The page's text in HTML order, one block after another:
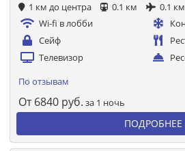
1 км до центра 0.1 км
0.1 км
Wi-fi в лобби
Сейф
Телевизор
По отзывам
От 6840 руб. за 1 ночь
ПОДРОБНЕЕ